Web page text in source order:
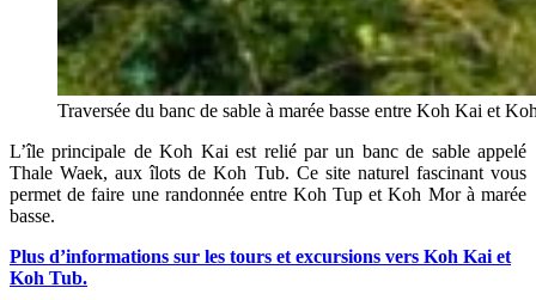
Traversée du banc de sable à marée basse entre Koh Kai et
L’île principale de Koh Kai est relié par un banc de sable appelé
Thale Waek, aux îlots de Koh Tub. Ce site naturel fascinant vous
permet de faire une randonnée entre Koh Tup et Koh Mor à marée
basse.
Plus d’informations sur les tours et excursions vers Koh Kai et
Koh Tub.